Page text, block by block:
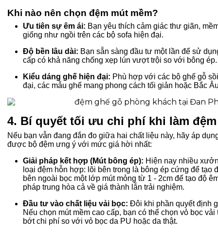
Khi nào nên chọn đệm mút mềm?
Ưu tiên sự êm ái: Bạn yêu thích cảm giác thư giãn,
giống như ngồi trên các bộ sofa hiện đại.
Độ bền lâu dài: Bạn sẵn sàng đầu tư một lần để sử
cấp có khả năng chống xẹp lún vượt trội so với bông ép.
Kiểu dáng ghế hiện đại: Phù hợp với các bộ ghế gỗ
đại, các mẫu ghế mang phong cách tối giản hoặc Bắc
4. Bí quyết tối ưu chi phí khi làm
Nếu bạn vẫn đang đắn đo giữa hai chất liệu này, hãy áp
được bộ đệm ưng ý với mức giá hời nhất:
Giải pháp kết hợp (Mút bông ép): Hiện nay nhiều
loại đệm hỗn hợp: lõi bên trong là bông ép cứng để tạo
bên ngoài bọc một lớp mút mỏng từ 1 - 2cm để tạo độ
pháp trung hòa cả về giá thành lẫn trải nghiệm.
Đầu tư vào chất liệu vải bọc: Đôi khi phần quyết định
Nếu chọn mút mềm cao cấp, bạn có thể chọn vỏ bọc
bớt chi phí so với vỏ bọc da PU hoặc da thật.